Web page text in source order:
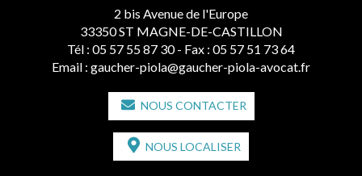
2 bis Avenue de l'Europe
33350 ST MAGNE-DE-CASTILLON
Tél : 05 57 55 87 30 - Fax : 05 57 51 73 64
Email : gaucher-piola@gaucher-piola-avocat.fr
NOUS CONTACTER
NOUS LOCALISER